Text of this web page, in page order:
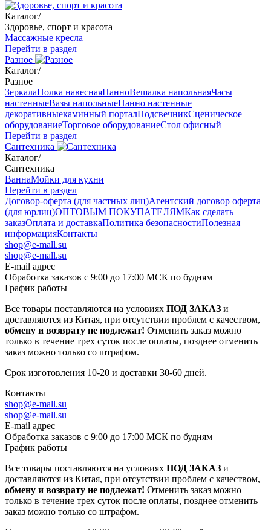
Каталог/
Здоровье, спорт и красота
Массажные кресла
Перейти в раздел
Разное
Каталог/
Разное
ЗеркалаПолка навеснаяПанноВешалка напольнаяЧасы
настенныеВазы напольныеПанно настенные
декоративныекаминный порталПодсвечникСценическое
оборудованиеТорговое оборудованиеСтол офисный
Перейти в раздел
Сантехника
Каталог/
Сантехника
ВаннаМойки для кухни
Перейти в раздел
Договор-оферта (для частных лиц)Агентский договор оферта
(для юрлиц)ОПТОВЫМ ПОКУПАТЕЛЯМКак сделать
заказОплата и доставкаПолитика безопасностиПолезная
информацияКонтакты
shop@e-mall.su
shop@e-mall.su
E-mail адрес
Обработка заказов с 9:00 до 17:00 МСК по будням
График работы
Все товары поставляются на условиях ПОД ЗАКАЗ и
доставляются из Китая, при отсутствии проблем с качеством,
обмену и возврату не подлежат! Отменить заказ можно
только в течение трех суток после оплаты, позднее отменить
заказ можно только со штрафом.
Срок изготовления 10-20 и доставки 30-60 дней.
Контакты
shop@e-mall.su
shop@e-mall.su
E-mail адрес
Обработка заказов с 9:00 до 17:00 МСК по будням
График работы
Все товары поставляются на условиях ПОД ЗАКАЗ и
доставляются из Китая, при отсутствии проблем с качеством,
обмену и возврату не подлежат! Отменить заказ можно
только в течение трех суток после оплаты, позднее отменить
заказ можно только со штрафом.